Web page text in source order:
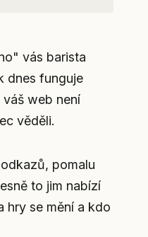
vás barista
dnes funguje
web není
věděli.
pomalu
to jim nabízí
hry se mění a kdo